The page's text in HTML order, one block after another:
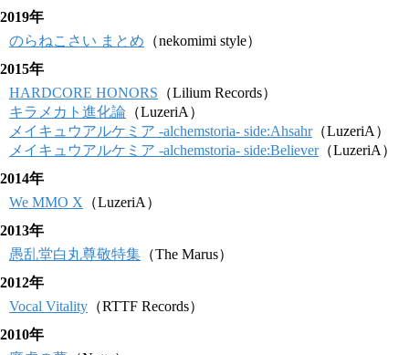
2019年
のらねこさい まとめ （nekomimi style）
2015年
HARDCORE HONORS （Lilium Records）
キラメカト進化論 （LuzeriA）
メイキュウアルケミア -alchemstoria- side:Ahsahr（LuzeriA）
メイキュウアルケミア -alchemstoria- side:Believer（LuzeriA）
2014年
We MMO X （LuzeriA）
2013年
愚乱堂白丸尊敬特集 （The Marus）
2012年
Vocal Vitality （RTTF Records）
2010年